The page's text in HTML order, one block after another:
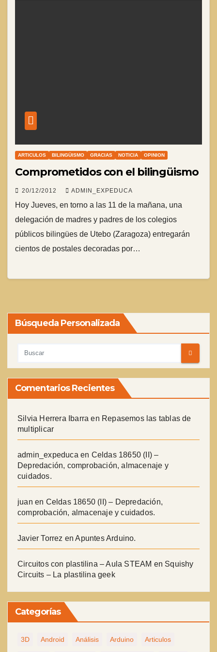
ARTICULOS BILINGÜISMO GRACIAS NOTICIA OPINION
Comprometidos con el bilingüismo
20/12/2012 ADMIN_EXPEDUCA
Hoy Jueves, en torno a las 11 de la mañana, una
delegación de madres y padres de los colegios
públicos bilingües de Utebo (Zaragoza) entregarán
cientos de postales decoradas por…
Búsqueda Personalizada
Comentarios Recientes
Silvia Herrera Ibarra en Repasemos las tablas de
multiplicar
admin_expeduca en Celdas 18650 (II) –
Depredación, comprobación, almacenaje y
cuidados.
juan en Celdas 18650 (II) – Depredación,
comprobación, almacenaje y cuidados.
Javier Torrez enApuntes Arduino.
Circuitos con plastilina – Aula STEAM en Squishy
Circuits – La plastilina geek
Categorías
3D Android Análisis Arduino Articulos